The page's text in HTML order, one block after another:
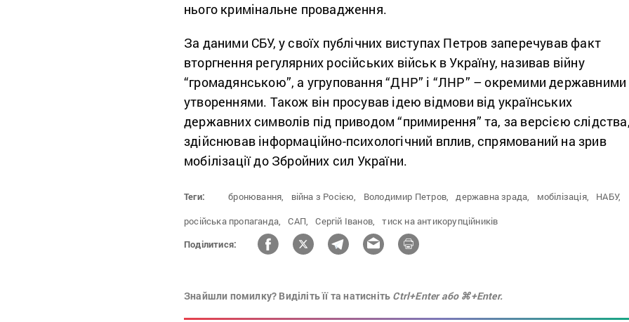
нього кримінальне провадження.
За даними СБУ, у своїх публічних виступах Петров заперечував факт
вторгнення регулярних російських військ в Україну, називав війну
“громадянською”, а угруповання “ДНР” і “ЛНР” – окремими державними
утвореннями. Також він просував ідею відмови від українських
державних символів під приводом “примирення” та, за версією
здійснював інформаційно-психологічний вплив, спрямований на зрив
мобілізації до Збройних сил України.
Теги: бронювання, війна з Росією, Володимир Петров, державна зрада, мобілізація,
НАБУ,
російська пропаганда,
САП, Сергій Іванов,
тиск на антикорупційників
Поділитися:
Знайшли помилку? Виділіть її та натисніть Ctrl+Enter або ⌘+Enter.